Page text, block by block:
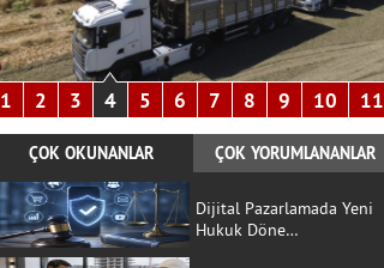
Bekir Gözalan
1 2 3 4 5 6 7 8 9 10 11
ÇOK OKUNANLAR ÇOK YORUMLANANLAR
Dijital Pazarlamada Yeni
Hukuk Döne…